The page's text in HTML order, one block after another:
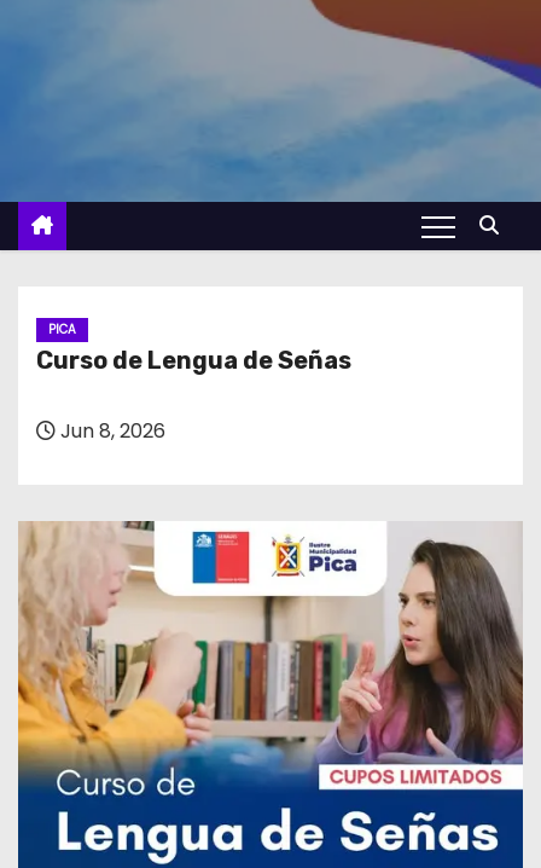
PICA
Curso de Lengua de Señas
Jun 8, 2026